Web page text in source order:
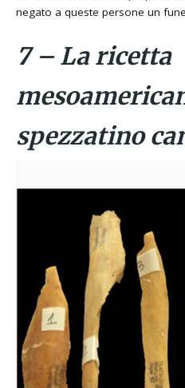
negato a queste persone un
7 – La ricetta
spezzatino